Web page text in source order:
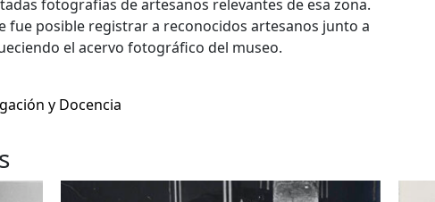
fotografías de artesanos relevantes de esa zona.
fue posible registrar a reconocidos artesanos junto a
el acervo fotográfico del museo.
y Docencia